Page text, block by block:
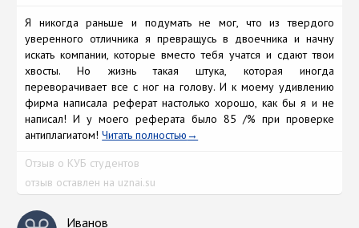
Я никогда раньше и подумать не мог, что из твердого
уверенного отличника я превращусь в двоечника и начну
искать компании, которые вместо тебя учатся и сдают твои
хвосты. Но жизнь такая штука, которая иногда
переворачивает все с ног на голову. И к моему удивлению
фирма написала реферат настолько хорошо, как бы я и не
написал! И у моего реферата было 85 /% при проверке
антиплагиатом!Читать полностью
Отзыв о КУБ студентов
отзыв оставлен на uznai.su
Иванов